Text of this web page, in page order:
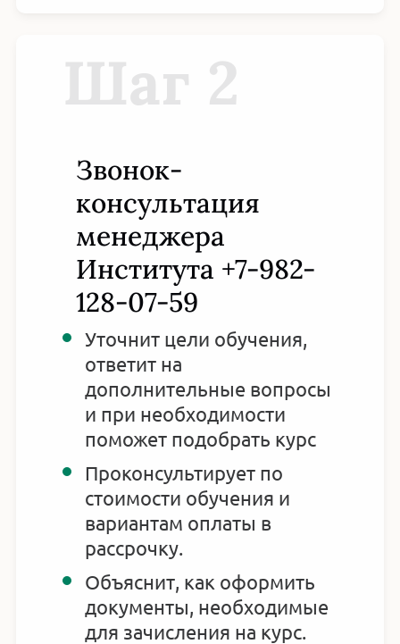
Шаг 2
Звонок-
консультация
менеджера
Института +7-982-
128-07-59
Уточнит цели обучения,
ответит на
дополнительные вопросы
и при необходимости
поможет подобрать курс
Проконсультирует по
стоимости обучения и
вариантам оплаты в
рассрочку.
Объяснит, как оформить
документы, необходимые
для зачисления на курс.